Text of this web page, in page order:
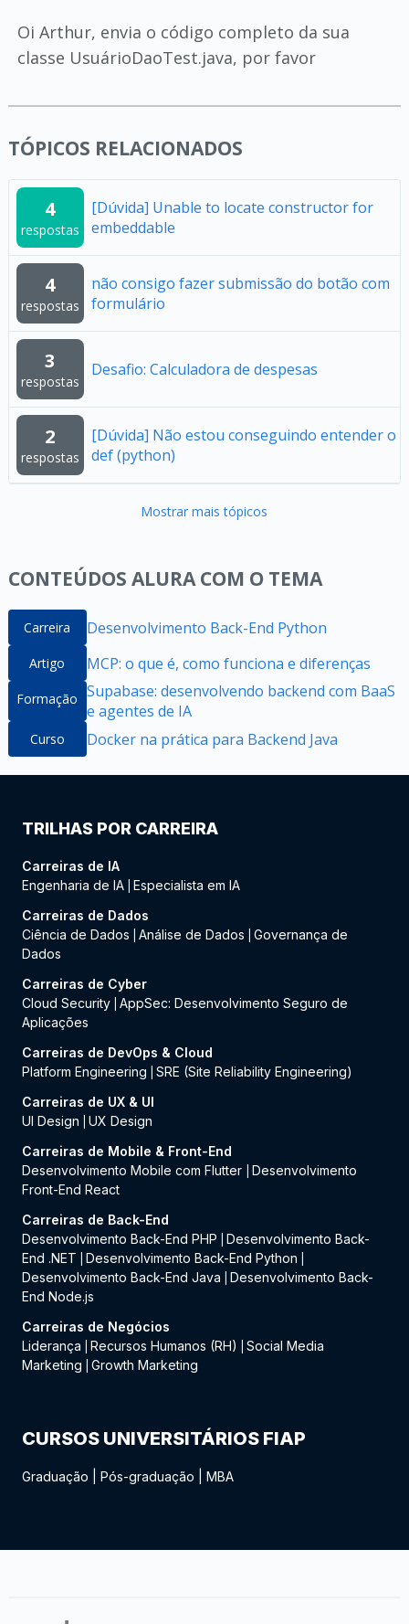
Oi Arthur, envia o código completo da sua
classe UsuárioDaoTest.java, por favor
TÓPICOS RELACIONADOS
4
respostas
[Dúvida] Unable to locate constructor for
embeddable
4
respostas
não consigo fazer submissão do botão com
formulário
3
respostas
Desafio: Calculadora de despesas
2
respostas
[Dúvida] Não estou conseguindo entender o
def (python)
Mostrar mais tópicos
CONTEÚDOS ALURA COM O TEMA
Carreira Desenvolvimento Back-End Python
Artigo MCP: o que é, como funciona e diferenças
Formação Supabase: desenvolvendo backend com BaaS
e agentes de IA
Curso Docker na prática para Backend Java
TRILHAS POR CARREIRA
Carreiras de IA
Engenharia de IA Especialista em IA
Carreiras de Dados
Ciência de Dados
Análise de Dados
Governança de
Dados
Carreiras de Cyber
Cloud Security AppSec: Desenvolvimento Seguro de
Aplicações
Carreiras de DevOps & Cloud
Platform Engineering
SRE (Site Reliability Engineering)
Carreiras de UX & UI
UI Design
UX Design
Carreiras de Mobile & Front-End
Desenvolvimento Mobile com Flutter
Desenvolvimento
Front-End React
Carreiras de Back-End
Desenvolvimento Back-End PHP
Desenvolvimento Back-
End .NET
Desenvolvimento Back-End Python
Desenvolvimento Back-End Java
Desenvolvimento Back-
End Node.js
Carreiras de Negócios
Liderança
Recursos Humanos (RH)
Social Media
Marketing
Growth Marketing
CURSOS UNIVERSITÁRIOS FIAP
Graduação Pós-graduação MBA